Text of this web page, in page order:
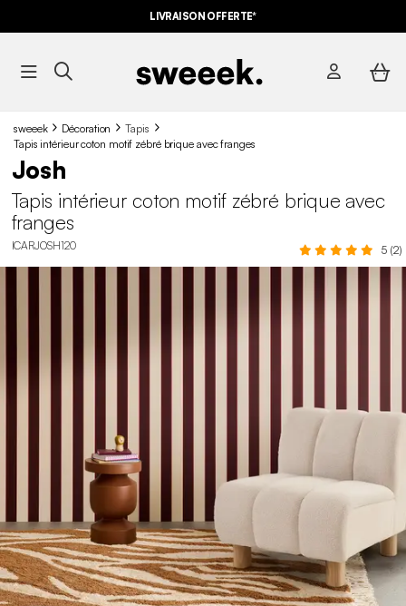
LIVRAISON OFFERTE*
sweeek Décoration
Tapis
Tapis intérieur coton motif zébré brique avec franges
Josh
Tapis intérieur coton motif zébré brique avec
franges
ICARJOSH120 5 (2)